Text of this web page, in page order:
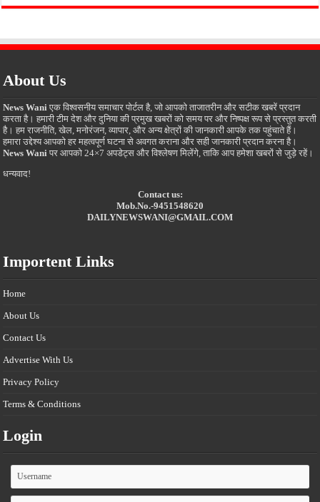
About Us
News Wani एक विश्वसनीय समाचार पोर्टल है, जो आपको ताजातरीन और सटीक खबरें प्रदान
करता है। हमारी टीम देश और दुनिया की प्रमुख खबरों को समय पर और निष्पक्ष रूप से प्रस्तुत करती
है। हम राजनीति, खेल, मनोरंजन, व्यापार, और अन्य क्षेत्रों की जानकारी आपके तक पहुंचाते हैं।
हमारा उद्देश्य आपको हर महत्वपूर्ण घटना से अवगत कराना और सही जानकारी प्रदान करना है।
News Wani पर आपको 24×7 अपडेट्स और विश्लेषण मिलेंगे, ताकि आप हमेशा खबरों से जुड़े रहें।
धन्यवाद!
Contact us:
Mob.No.-9451548620
DAILYNEWSWANI@GMAIL.COM
Importent Links
Home
About Us
Contact Us
Advertise With Us
Privacy Policy
Terms & Conditions
Login